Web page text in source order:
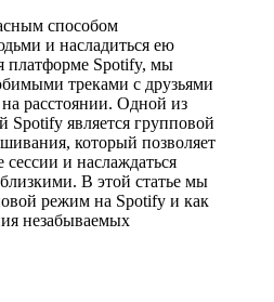
способом
и насладиться ею
платформе Spotify, мы
треками с друзьями
расстоянии. Одной из
является групповой
который позволяет
и наслаждаться
В этой статье мы
режим на Spotify и как
незабываемых